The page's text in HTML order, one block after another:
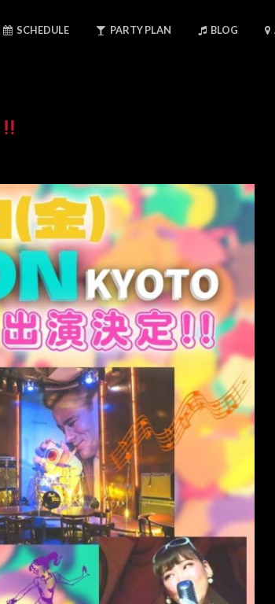
SCHEDULE PARTY PLAN BLOG